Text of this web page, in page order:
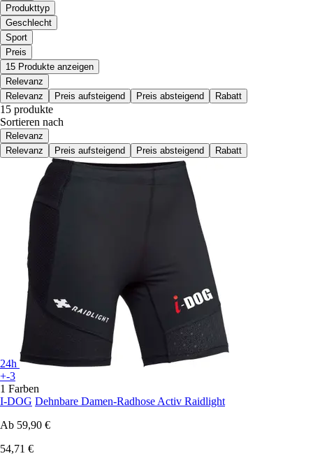
Produkttyp
Geschlecht
Sport
Preis
15 Produkte anzeigen
Relevanz
Relevanz
Preis aufsteigend Preis absteigend Rabatt
15 produkte
Sortieren nach
Relevanz
Relevanz
Preis aufsteigend Preis absteigend Rabatt
24h
+-3
1 Farben
I-DOG Dehnbare Damen-Radhose Activ Raidlight
Ab 59,90 €
54,71 €